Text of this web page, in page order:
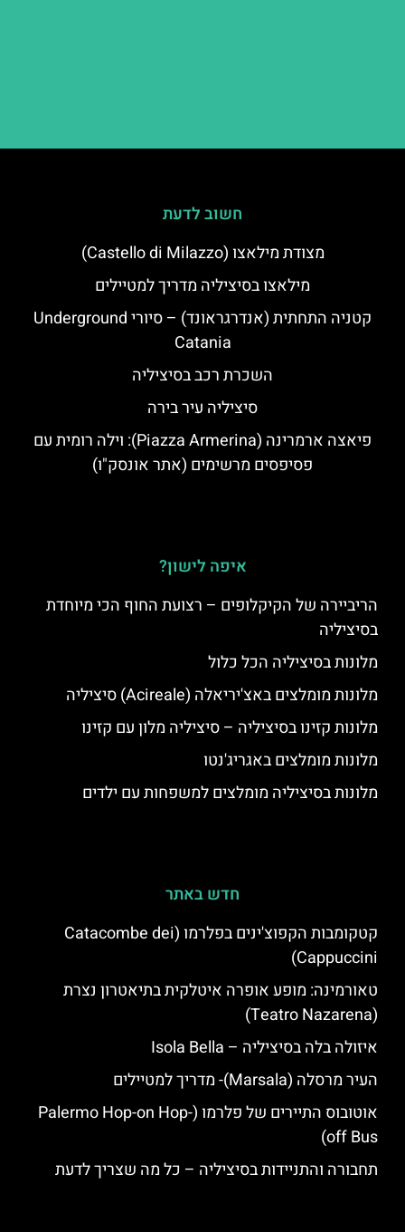
חשוב לדעת
מצודת מילאצו (Castello di Milazzo)
מילאצו בסיציליה מדריך למטיילים
קטניה התחתית (אנדרגראונד) – סיורי Underground
Catania
השכרת רכב בסיציליה
סיציליה עיר בירה
פיאצה ארמרינה (Piazza Armerina): וילה רומית עם
פסיפסים מרשימים (אתר אונסק"ו)
איפה לישון?
הריביירה של הקיקלופים – רצועת החוף הכי מיוחדת
בסיציליה
מלונות בסיציליה הכל כלול
מלונות מומלצים באצ'יריאלה (Acireale) סיציליה
מלונות קזינו בסיציליה – סיציליה מלון עם קזינו
מלונות מומלצים באגריג'נטו
מלונות בסיציליה מומלצים למשפחות עם ילדים
חדש באתר
קטקומבות הקפוצ'ינים בפלרמו (Catacombe dei
Cappuccini)
טאורמינה: מופע אופרה איטלקית בתיאטרון נצרת
(Teatro Nazarena)
איזולה בלה בסיציליה – Isola Bella
העיר מרסלה (Marsala)- מדריך למטיילים
אוטובוס התיירים של פלרמו (Palermo Hop-on Hop-
off Bus)
תחבורה והתניידות בסיציליה – כל מה שצריך לדעת